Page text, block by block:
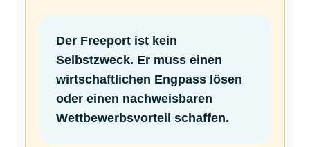
Der Freeport ist kein
Selbstzweck. Er muss einen
wirtschaftlichen Engpass lösen
oder einen nachweisbaren
Wettbewerbsvorteil schaffen.